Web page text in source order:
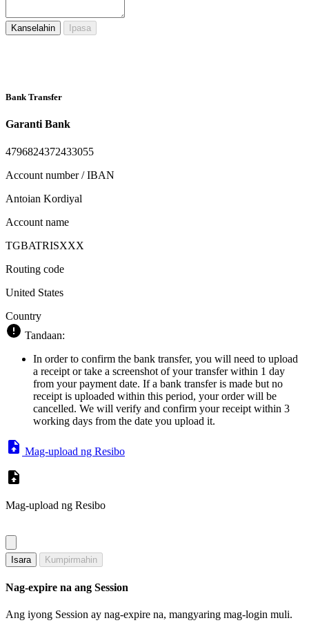
Kanselahin Ipasa
Bank Transfer
Garanti Bank
4796824372433055
Account number / IBAN
Antoian Kordiyal
Account name
TGBATRISXXX
Routing code
United States
Country
Tandaan:
In order to confirm the bank transfer, you will need to upload
a receipt or take a screenshot of your transfer within 1 day
from your payment date. If a bank transfer is made but no
receipt is uploaded within this period, your order will be
cancelled. We will verify and confirm your receipt within 3
working days from the date you upload it.
Mag-upload ng Resibo
Mag-upload ng Resibo
Isara Kumpirmahin
Nag-expire na ang Session
Ang iyong Session ay nag-expire na, mangyaring mag-login muli.